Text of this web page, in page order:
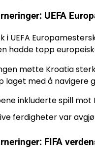
UEFA
UEFA
hadde topp
møtte Kroatia
laget med å navigere
inkluderte spill mot
ferdigheter var
FIFA